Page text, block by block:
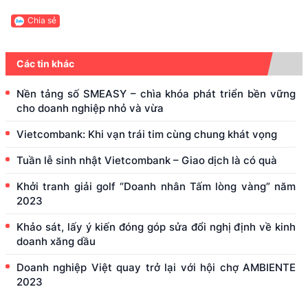
Chia sẻ
Các tin khác
Nền tảng số SMEASY – chìa khóa phát triển bền vững
cho doanh nghiệp nhỏ và vừa
Vietcombank: Khi vạn trái tim cùng chung khát vọng
Tuần lễ sinh nhật Vietcombank – Giao dịch là có quà
Khởi tranh giải golf “Doanh nhân Tấm lòng vàng” năm
2023
Khảo sát, lấy ý kiến đóng góp sửa đổi nghị định về kinh
doanh xăng dầu
Doanh nghiệp Việt quay trở lại với hội chợ AMBIENTE
2023